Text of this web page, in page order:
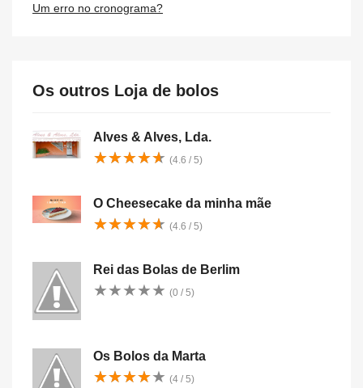
Um erro no cronograma?
Os outros Loja de bolos
Alves & Alves, Lda.
★★★★★
★★★★★ (4.6 / 5)
O Cheesecake da minha mãe
★★★★★
★★★★★ (4.6 / 5)
Rei das Bolas de Berlim
★★★★★
★★★★★ (0 / 5)
Os Bolos da Marta
★★★★★
★★★★★ (4 / 5)